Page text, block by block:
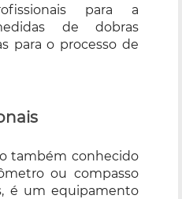
para a
de dobras
para o processo de
também conhecido
ou compasso
é um equipamento